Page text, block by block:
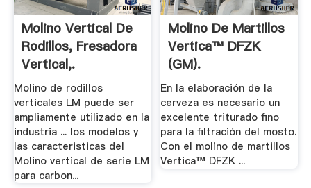
Molino Vertical De
Rodillos, Fresadora
Vertical,.
Molino de rodillos
verticales LM puede ser
ampliamente utilizado en la
industria ... los modelos y
las caracteristicas del
Molino vertical de serie LM
para carbon...
Molino De Martillos
Vertica™ DFZK
(GM).
En la elaboración de la
cerveza es necesario un
excelente triturado fino
para la filtración del mosto.
Con el molino de martillos
Vertica™ DFZK ...